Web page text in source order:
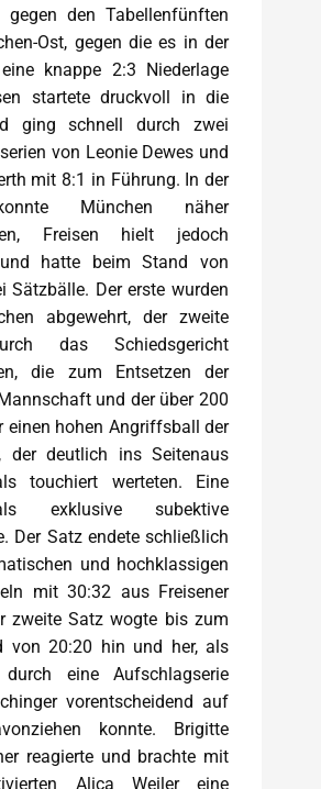
den Tabellenfünften
Ost, gegen die es in der
knappe 2:3 Niederlage
startete druckvoll in die
ging schnell durch zwei
von Leonie Dewes und
mit 8:1 in Führung. In der
München näher
Freisen hielt jedoch
hatte beim Stand von
Sätzbälle. Der erste wurden
abgewehrt, der zweite
das Schiedsgericht
die zum Entsetzen der
und der über 200
einen hohen Angriffsball der
der deutlich ins Seitenaus
touchiert werteten. Eine
exklusive subektive
Der Satz endete schließlich
und hochklassigen
mit 30:32 aus Freisener
zweite Satz wogte bis zum
von 20:20 hin und her, als
durch eine Aufschlagserie
vorentscheidend auf
konnte. Brigitte
reagierte und brachte mit
Alica Weiler eine